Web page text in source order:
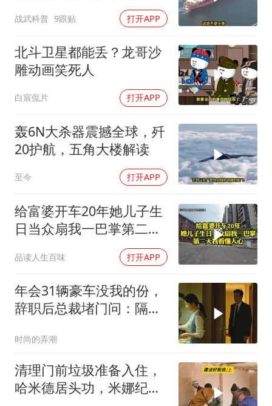
奋进开新局 实干挑大梁
战武科普 9跟贴 打开APP
北斗卫星都能丢？龙哥沙
雕动画笑死人
白宸侃片 打开APP
轰6N大杀器震撼全球，歼
20护航，五角大楼解读
至今 打开APP
给富婆开车20年她儿子生
日当众扇我一巴掌第二天
品读人生百味 打开APP
年会31辆豪车没我的份，
辞职后总裁堵门问：隔壁
时尚的弄潮
清理门前垃圾准备入住，
哈米德居头功，米娜纪录